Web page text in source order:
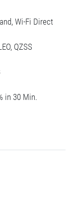
Wi-Fi Direct
QZSS
in 30 Min.